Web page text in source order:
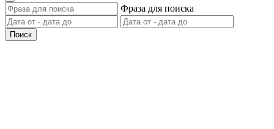
Фраза для поиска
Поиск